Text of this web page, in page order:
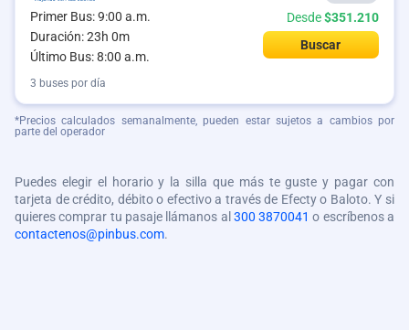
Primer Bus: 9:00 a.m.
Duración: 23h 0m
Último Bus: 8:00 a.m.
Desde$351.210
Buscar
3 buses por día
*Precios calculados semanalmente, pueden estar sujetos a cambios por
parte del operador
Puedes elegir el horario y la silla que más te guste y pagar con
tarjeta de crédito, débito o efectivo a través de Efecty o Baloto. Y si
quieres comprar tu pasaje llámanos al 300 3870041 o escríbenos a
contactenos@pinbus.com.